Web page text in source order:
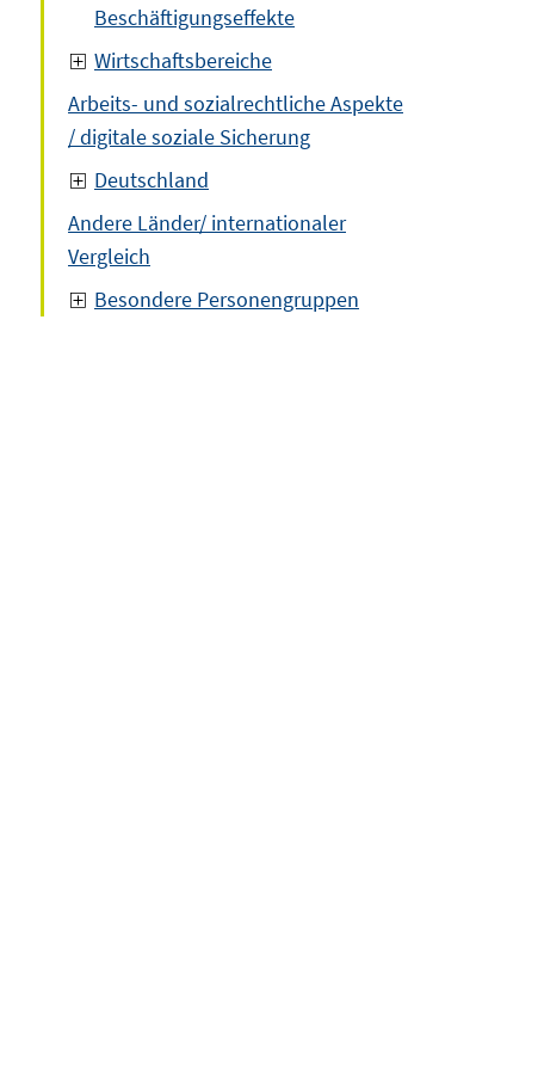
Beschäftigungseffekte
Wirtschaftsbereiche
Arbeits- und sozialrechtliche Aspekte
/ digitale soziale Sicherung
Deutschland
Andere Länder/ internationaler
Vergleich
Besondere Personengruppen